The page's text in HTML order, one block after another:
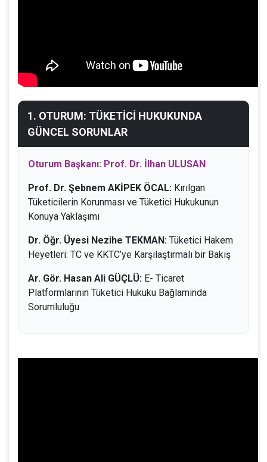
1. OTURUM: TÜKETİCİ HUKUKUNDA
GÜNCEL SORUNLAR
Oturum Başkanı: Prof. Dr. İlhan ULUSAN
Prof. Dr. Şebnem AKİPEK ÖCAL: Kırılgan
Tüketicilerin Korunması ve Tüketici Hukukunun
Konuya Yaklaşımı
Dr. Öğr. Üyesi Nezihe TEKMAN: Tüketici Hakem
Heyetleri: TC ve KKTC’ye Karşılaştırmalı bir Bakış
Ar. Gör. Hasan Ali GÜÇLÜ: E- Ticaret
Platformlarının Tüketici Hukuku Bağlamında
Sorumluluğu